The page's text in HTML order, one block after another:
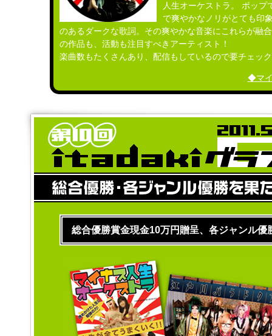
人生オーケストラ。 ポッ
で爽やかなノリがとても印
のあるダークな歌詞。その爽やかな音楽にこれらが融
の作品も、活動も注目すべきアーティスト！
楽曲数もたくさんあり、配信もしているので要チェッ
◆マイ
総合優勝賞金現金10万円贈呈、各ジャンル